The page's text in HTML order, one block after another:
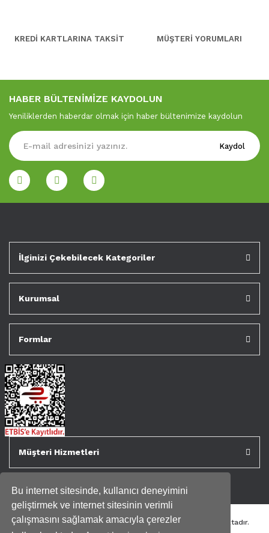
Bu internet sitesinde, kullanıcı deneyimini
geliştirmek ve internet sitesinin verimli
çalışmasını sağlamak amacıyla çerezler
KREDİ KARTLARINA TAKSİT MÜŞTERİ YORUMLARI
HABER BÜLTENİMİZE KAYDOLUN
Yeniliklerden haberdar olmak için haber bültenimize kaydolun
Kaydol
İlginizi Çekebilecek Kategoriler
Kurumsal
Formlar
Müşteri Hizmetleri
Tüm kredi kartı bilgileriniz 256bit SSL Sertifikası ile korunmaktadır.